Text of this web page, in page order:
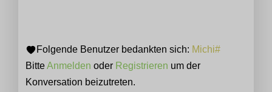
Folgende Benutzer bedankten sich: Michi#
BitteAnmelden oder Registrieren um der
Konversation beizutreten.